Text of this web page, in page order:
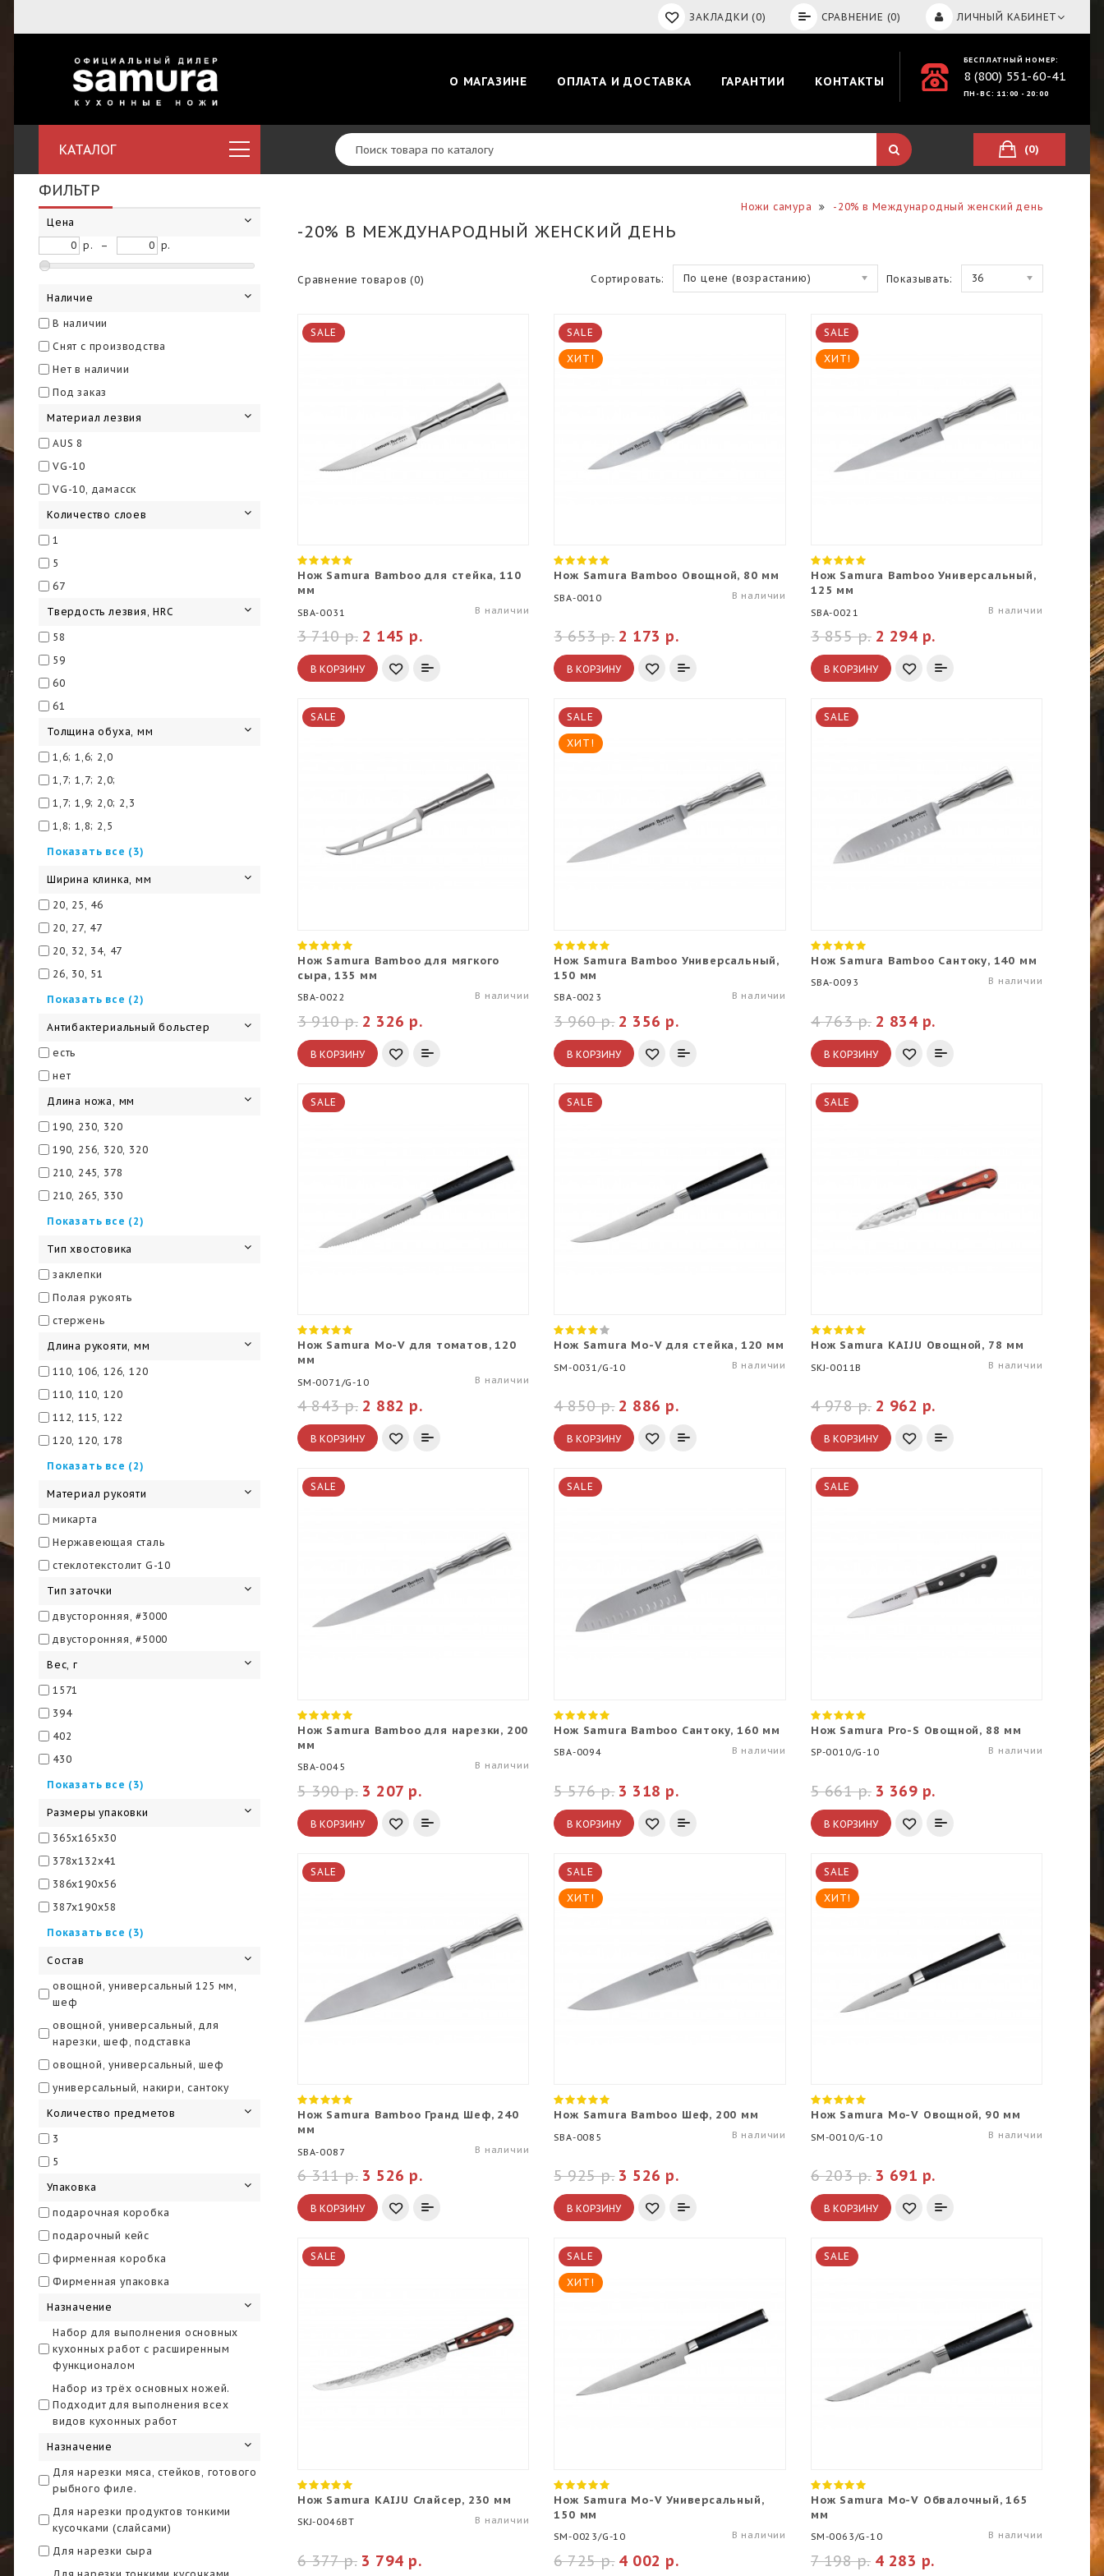
ЛИЧНЫЙ КАБИНЕТ
ЗАКЛАДКИ (0) СРАВНЕНИЕ (0)
БЕСПЛАТНЫЙ НОМЕР:
8 (800) 551-60-41
ПН-ВС: 11:00 - 20:00
О МАГАЗИНЕ ОПЛАТА И ДОСТАВКА ГАРАНТИИ КОНТАКТЫ
КАТАЛОГ (0)
ФИЛЬТР
Цена
р.
– р.
Наличие
В наличии
Снят с производства
Нет в наличии
Под заказ
Материал лезвия
AUS 8
VG-10
VG-10, дамасск
Количество слоев
1
5
67
Твердость лезвия, HRC
58
59
60
61
Толщина обуха, мм
1,6; 1,6; 2,0
1,7; 1,7; 2,0;
1,7; 1,9; 2,0; 2,3
1,8; 1,8; 2,5
1,8; 2,5; 2,5
Показать все (3)
Ширина клинка, мм
20, 25, 46
20, 27, 47
20, 32, 34, 47
26, 30, 51
30, 31, 46
42, 54, 60
Показать все (2)
Антибактериальный больстер
есть
нет
Длина ножа, мм
190, 230, 320
190, 256, 320, 320
210, 245, 378
210, 265, 330
217, 251, 345
Показать все (2)
Тип хвостовика
заклепки
Полая рукоять
стержень
Длина рукояти, мм
110, 106, 126, 120
110, 110, 120
112, 115, 122
120, 120, 178
127, 126, 145
Показать все (2)
Материал рукояти
микарта
Нержавеющая сталь
стеклотекстолит G-10
Тип заточки
двусторонняя, #3000
двусторонняя, #5000
Вес, г
1571
394
402
430
480
Показать все (3)
Размеры упаковки
365x165x30
378x132x41
386x190x56
387x190x58
389x189x90
Показать все (3)
Состав
овощной, универсальный 125 мм,
шеф
овощной, универсальный, для
нарезки, шеф, подставка
овощной, универсальный, шеф
универсальный, накири, сантоку
Количество предметов
3
5
Упаковка
подарочная коробка
подарочный кейс
фирменная коробка
Фирменная упаковка
Назначение
Набор для выполнения основных
кухонных работ с расширенным
функционалом
Набор из трёх основных ножей.
Подходит для выполнения всех
видов кухонных работ
Назначение
Для нарезки мяса, стейков, готового
рыбного филе.
Для нарезки продуктов тонкими
кусочками (слайсами)
Для нарезки сыра
Ножи самура -20% в Международный женский день
-20% В МЕЖДУНАРОДНЫЙ ЖЕНСКИЙ ДЕНЬ
Сравнение товаров (0) Сортировать: По цене (возрастанию) Показывать: 36
SALE
Нож Samura Bamboo для стейка, 110
мм
SBA-0031 В наличии
2 145 р.
3 710 р.
В КОРЗИНУ
SALE
ХИТ!
Нож Samura Bamboo Овощной, 80 мм
SBA-0010 В наличии
2 173 р.
3 653 р.
В КОРЗИНУ
SALE
ХИТ!
Нож Samura Bamboo Универсальный,
125 мм
SBA-0021 В наличии
2 294 р.
3 855 р.
В КОРЗИНУ
SALE
Нож Samura Bamboo для мягкого
сыра, 135 мм
SBA-0022 В наличии
2 326 р.
3 910 р.
В КОРЗИНУ
SALE
ХИТ!
Нож Samura Bamboo Универсальный,
150 мм
SBA-0023 В наличии
2 356 р.
3 960 р.
В КОРЗИНУ
SALE
Нож Samura Bamboo Сантоку, 140 мм
SBA-0093 В наличии
2 834 р.
4 763 р.
В КОРЗИНУ
SALE
Нож Samura Mo-V для томатов, 120
мм
SM-0071/G-10 В наличии
2 882 р.
4 843 р.
В КОРЗИНУ
SALE
Нож Samura Mo-V для стейка, 120 мм
SM-0031/G-10 В наличии
2 886 р.
4 850 р.
В КОРЗИНУ
SALE
Нож Samura KAIJU Овощной, 78 мм
SKJ-0011B В наличии
2 962 р.
4 978 р.
В КОРЗИНУ
SALE
Нож Samura Bamboo для нарезки, 200
мм
SBA-0045 В наличии
3 207 р.
5 390 р.
В КОРЗИНУ
SALE
Нож Samura Bamboo Сантоку, 160 мм
SBA-0094 В наличии
3 318 р.
5 576 р.
В КОРЗИНУ
SALE
Нож Samura Pro-S Овощной, 88 мм
SP-0010/G-10 В наличии
3 369 р.
5 661 р.
В КОРЗИНУ
SALE
Нож Samura Bamboo Гранд Шеф, 240
мм
SBA-0087 В наличии
3 526 р.
6 311 р.
В КОРЗИНУ
SALE
ХИТ!
Нож Samura Bamboo Шеф, 200 мм
SBA-0085 В наличии
3 526 р.
5 925 р.
В КОРЗИНУ
SALE
ХИТ!
Нож Samura Mo-V Овощной, 90 мм
SM-0010/G-10 В наличии
3 691 р.
6 203 р.
В КОРЗИНУ
SALE
Нож Samura KAIJU Слайсер, 230 мм
SKJ-0046BT В наличии
3 794 р.
6 377 р.
SALE
ХИТ!
Нож Samura Mo-V Универсальный,
150 мм
SM-0023/G-10 В наличии
4 002 р.
6 725 р.
SALE
Нож Samura Mo-V Обвалочный, 165
мм
SM-0063/G-10 В наличии
4 283 р.
7 198 р.